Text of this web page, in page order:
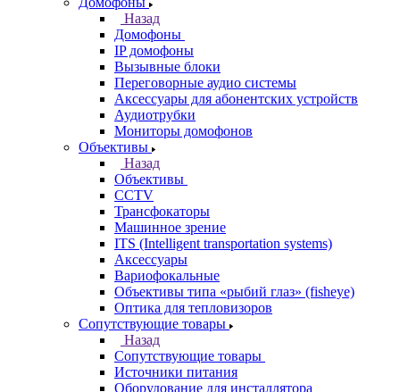
Назад
Домофоны
IP домофоны
Вызывные блоки
Переговорные аудио системы
Аксессуары для абонентских устройств
Аудиотрубки
Мониторы домофонов
Объективы
Назад
Объективы
CCTV
Трансфокаторы
Машинное зрение
ITS (Intelligent transportation systems)
Аксессуары
Вариофокальные
Объективы типа «рыбий глаз» (fisheye)
Оптика для тепловизоров
Сопутствующие товары
Назад
Сопутствующие товары
Источники питания
Оборудование для инсталлятора